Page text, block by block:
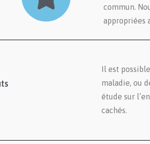
commun.
appropriées
Il est
maladie, ou
étude sur
cachés.